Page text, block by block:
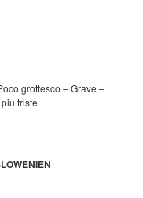
grottesco – Grave –
triste